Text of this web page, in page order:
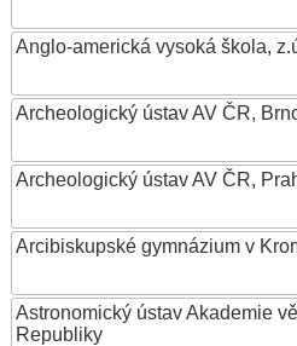
Anglo-americká vysoká škola,
Archeologický ústav AV ČR,
Archeologický ústav AV ČR,
Arcibiskupské gymnázium v
Astronomický ústav Akademie
Republiky